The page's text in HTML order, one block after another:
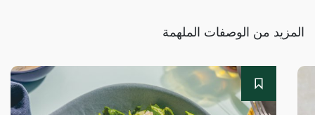
المزيد من الوصفات الملهمة